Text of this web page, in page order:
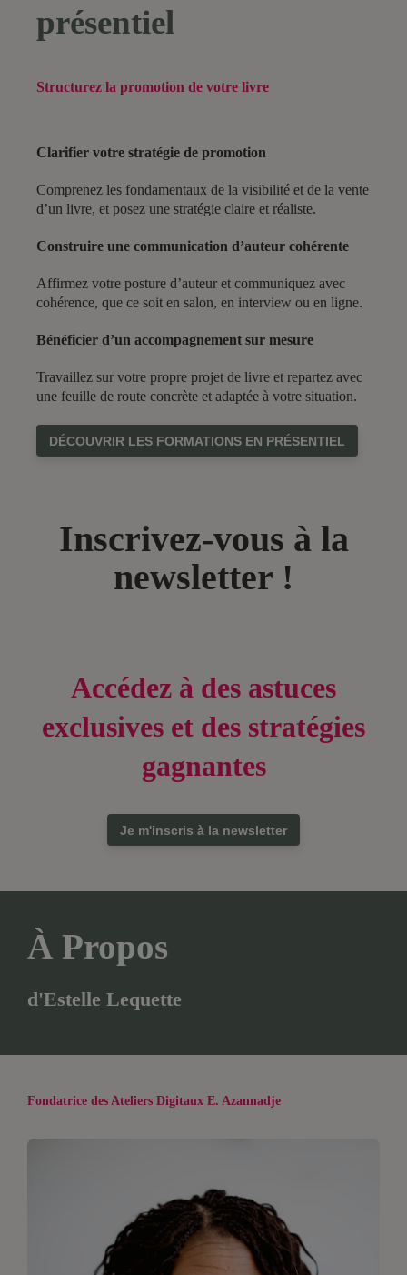
présentiel
Structurez la promotion de votre livre
Clarifier votre stratégie de promotion
Comprenez les fondamentaux de la visibilité et de la vente
d’un livre, et posez une stratégie claire et réaliste.
Construire une communication d’auteur cohérente
Affirmez votre posture d’auteur et communiquez avec
cohérence, que ce soit en salon, en interview ou en ligne.
Bénéficier d’un accompagnement sur mesure
Travaillez sur votre propre projet de livre et repartez avec
une feuille de route concrète et adaptée à votre situation.
DÉCOUVRIR LES FORMATIONS EN PRÉSENTIEL
Inscrivez-vous à la
newsletter !
Accédez à des astuces
exclusives et des stratégies
gagnantes
Je m'inscris à la newsletter
À Propos
d'Estelle Lequette
Fondatrice des Ateliers Digitaux E. Azannadje